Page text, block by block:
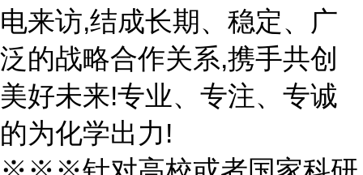
电来访,结成长期、稳定、广
泛的战略合作关系,携手共创
美好未来!专业、专注、专诚
的为化学出力!